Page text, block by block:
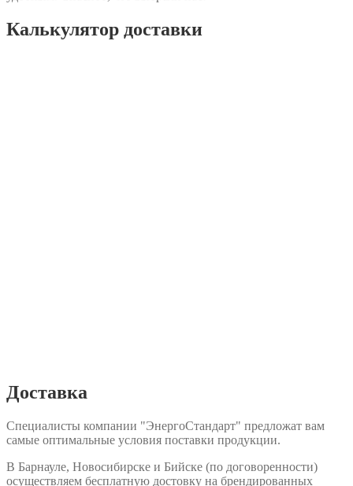
Калькулятор доставки
Доставка
Специалисты компании "ЭнергоСтандарт" предложат вам
самые оптимальные условия поставки продукции.
В Барнауле, Новосибирске и Бийске (по договоренности)
осуществляем бесплатную достовку на брендированных